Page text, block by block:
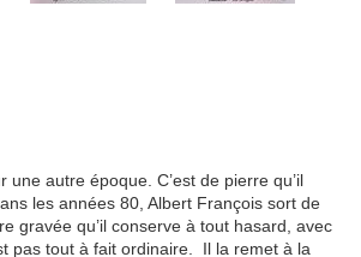
une autre époque. C’est de pierre qu’il
les années 80, Albert François sort de
gravée qu’il conserve à tout hasard, avec
pas tout à fait ordinaire. Il la remet à la